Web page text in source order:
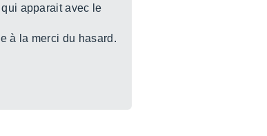
apparait avec le
à la merci du hasard.